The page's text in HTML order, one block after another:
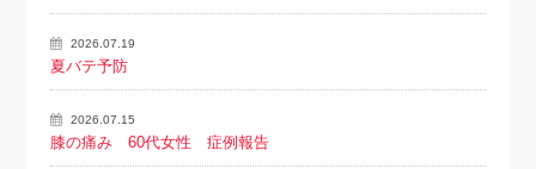
2026.07.19
夏バテ予防
2026.07.15
膝の痛み 60代女性 症例報告